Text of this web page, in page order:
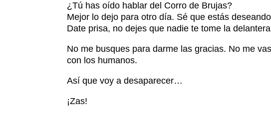
¿Tú has oído hablar del Corro de Brujas?
Mejor lo dejo para otro día. Sé que estás
Date prisa, no dejes que nadie te tome la
No me busques para darme las gracias. No me
con los humanos.
Así que voy a desaparecer…
¡Zas!